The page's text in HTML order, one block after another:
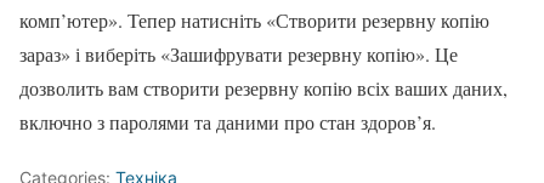
комп’ютер». Тепер натисніть «Створити резервну копію
зараз» і виберіть «Зашифрувати резервну копію». Це
дозволить вам створити резервну копію всіх ваших даних,
включно з паролями та даними про стан здоров’я.
Categories: Техніка